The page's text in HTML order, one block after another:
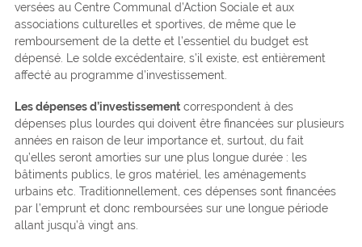
versées au Centre Communal d’Action Sociale et aux
associations culturelles et sportives, de même que le
remboursement de la dette et l’essentiel du budget est
dépensé. Le solde excédentaire, s’il existe, est entièrement
affecté au programme d’investissement.
Les dépenses d’investissementcorrespondent à des
dépenses plus lourdes qui doivent être financées sur plusieurs
années en raison de leur importance et, surtout, du fait
qu’elles seront amorties sur une plus longue durée : les
bâtiments publics, le gros matériel, les aménagements
urbains etc. Traditionnellement, ces dépenses sont financées
par l’emprunt et donc remboursées sur une longue période
allant jusqu’à vingt ans.